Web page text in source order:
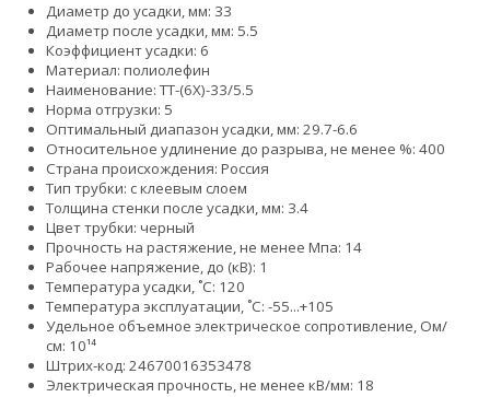
Диаметр до усадки, мм: 33
Диаметр после усадки, мм: 5.5
Коэффициент усадки: 6
Материал: полиолефин
Наименование: ТТ-(6Х)-33/5.5
Норма отгрузки: 5
Оптимальный диапазон усадки, мм: 29.7-6.6
Относительное удлинение до разрыва, не менее %: 400
Страна происхождения: Россия
Тип трубки: с клеевым слоем
Толщина стенки после усадки, мм: 3.4
Цвет трубки: черный
Прочность на растяжение, не менее Мпа: 14
Рабочее напряжение, до (кВ): 1
Температура усадки, ˚С: 120
Температура эксплуатации, ˚С: -55...+105
Удельное объемное электрическое сопротивление, Ом/
см: 10¹⁴
Штрих-код: 24670016353478
Электрическая прочность, не менее кВ/мм: 18